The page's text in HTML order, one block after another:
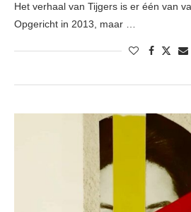
Het verhaal van Tijgers is er één van
Opgericht in 2013, maar …